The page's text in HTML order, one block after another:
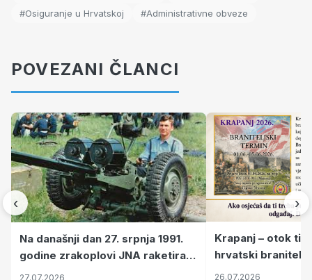
#Osiguranje u Hrvatskoj
#Administrativne obveze
POVEZANI ČLANCI
‹
Na današnji dan 27. srpnja 1991.
godine zrakoplovi JNA raketirali
su vojarnu i obučni centar "Nikola
27.07.2026
Krapanj – otok
hrvatski branitelji
pronalaze mir
26.07.2026
›